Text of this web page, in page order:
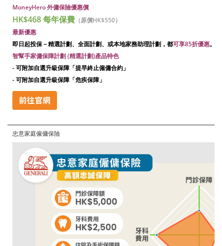
MoneyHero 外傭保險優惠價
HK$468 每年保費 （原價HK$550）
最新優惠
即日起投保－精選計劃、全面計劃、或本地家務助理計劃，都可享85折優惠。
智幫手家傭保障計劃 (精選計劃)產品特色
-可附加自選升級保障「提早終止僱傭合約」
-可附加自選升級保障「危疾保障」
忠意家庭僱傭保險